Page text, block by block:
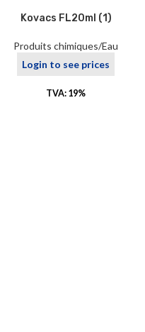
Kovacs FL20ml (1)
Produits chimiques/Eau
Login to see prices
TVA: 19%